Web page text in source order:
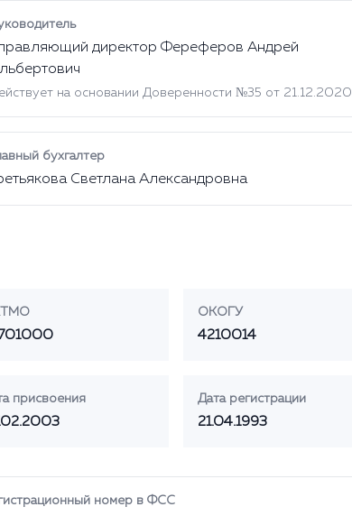
директор Фереферов Андрей
на основании Доверенности №35 от 21.12.2020
бухгалтер
Светлана Александровна
ОКОГУ
4210014
присвоения Дата регистрации
21.04.1993
номер в ФСС